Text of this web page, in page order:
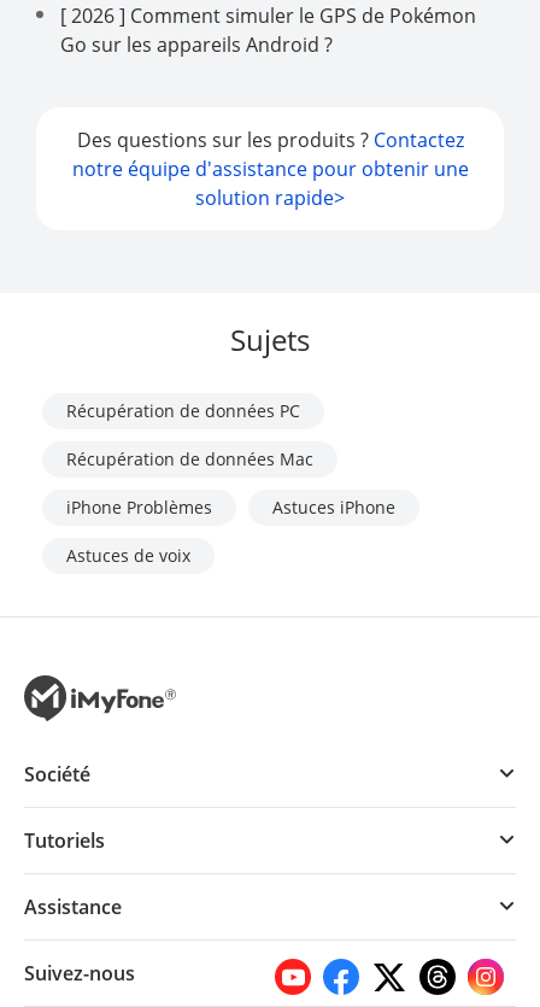
[ 2026 ] Comment simuler le GPS de Pokémon
Go sur les appareils Android ?
Des questions sur les produits ? Contactez
notre équipe d'assistance pour obtenir une
solution rapide>
Sujets
Récupération de données PC
Récupération de données Mac
iPhone Problèmes Astuces iPhone
Astuces de voix
Société
Tutoriels
Assistance
Suivez-nous